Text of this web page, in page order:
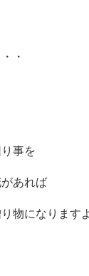
・
事を
あれば
物になります